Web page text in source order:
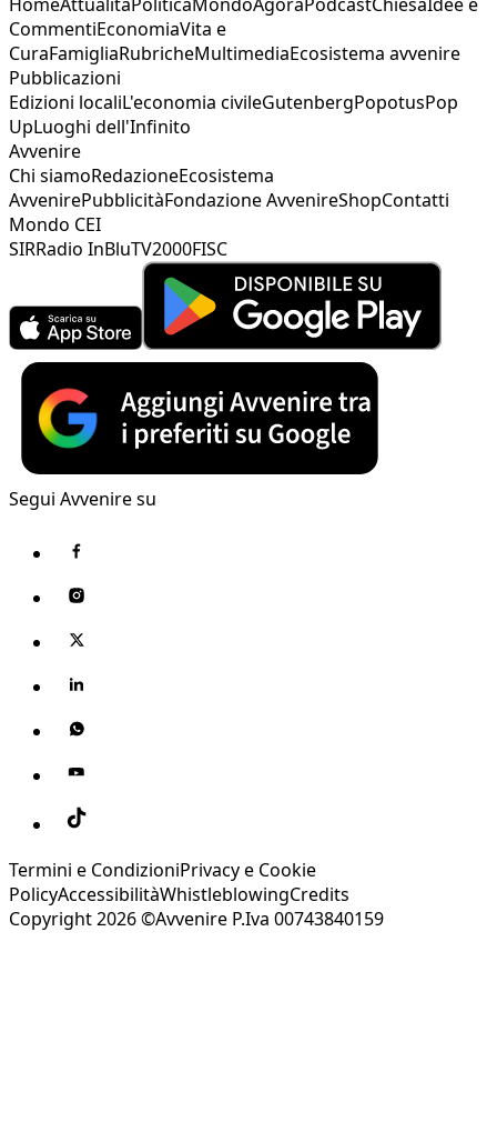
CommentiEconomiaVita e
CuraFamigliaRubricheMultimediaEcosistema avvenire
Pubblicazioni
Edizioni localiL'economia civileGutenbergPopotusPop
UpLuoghi dell'Infinito
Avvenire
Chi siamoRedazioneEcosistema
AvvenirePubblicitàFondazione AvvenireShopContatti
Mondo CEI
SIRRadio InBluTV2000FISC
Segui Avvenire su
Termini e CondizioniPrivacy e Cookie
PolicyAccessibilitàWhistleblowingCredits
Copyright 2026 ©Avvenire P.Iva 00743840159